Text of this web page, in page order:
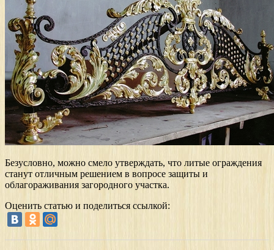
Безусловно, можно смело утверждать, что литые ограждения
станут отличным решением в вопросе защиты и
облагораживания загородного участка.
Оценить статью и поделиться ссылкой: